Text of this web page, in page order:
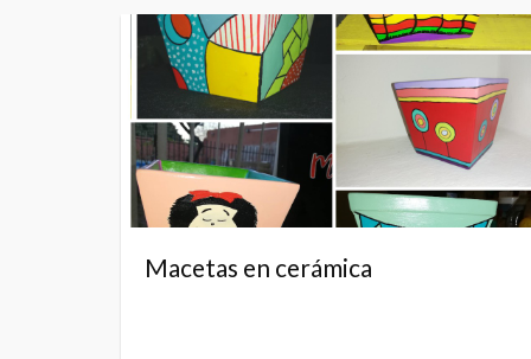
Macetas en cerámica